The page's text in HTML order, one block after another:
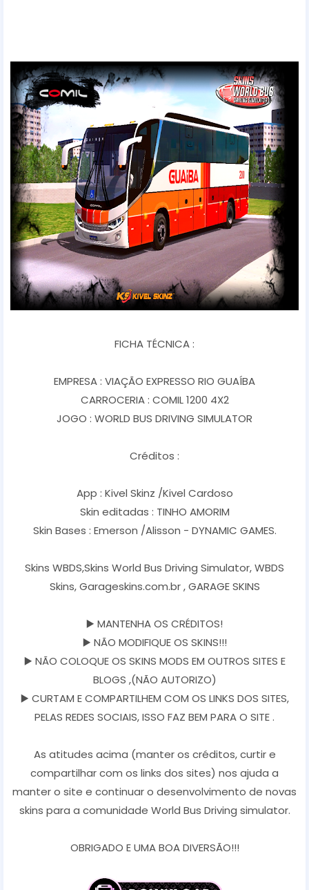
FICHA TÉCNICA :
EMPRESA : VIAÇÃO EXPRESSO RIO GUAÍBA
CARROCERIA : COMIL 1200 4X2
JOGO : WORLD BUS DRIVING SIMULATOR
Créditos :
App : Kivel Skinz /Kivel Cardoso
Skin editadas : TINHO AMORIM
Skin Bases : Emerson /Alisson - DYNAMIC GAMES.
Skins WBDS,Skins World Bus Driving Simulator, WBDS
Skins, Garageskins.com.br , GARAGE SKINS
▶️ MANTENHA OS CRÉDITOS!
▶️ NÃO MODIFIQUE OS SKINS!!!
▶️ NÃO COLOQUE OS SKINS MODS EM OUTROS SITES E
BLOGS ,(NÃO AUTORIZO)
▶️ CURTAM E COMPARTILHEM COM OS LINKS DOS SITES,
PELAS REDES SOCIAIS, ISSO FAZ BEM PARA O SITE .
As atitudes acima (manter os créditos, curtir e
compartilhar com os links dos sites) nos ajuda a
manter o site e continuar o desenvolvimento de novas
skins para a comunidade World Bus Driving simulator.
OBRIGADO E UMA BOA DIVERSÃO!!!